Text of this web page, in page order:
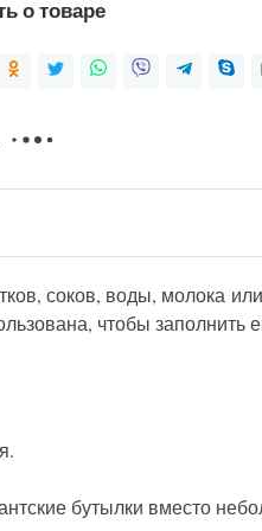
о товаре
соков, воды, молока
чтобы заполнить
бутылки вместо